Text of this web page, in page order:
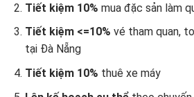
Tiết kiệm 10% mua đặc sản làm
Tiết kiệm <=10% vé tham quan,
tại Đà Nẵng
Tiết kiệm 10% thuê xe máy